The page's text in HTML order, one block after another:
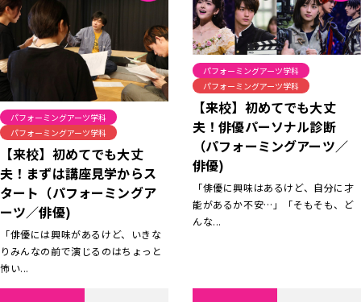
パフォーミングアーツ学科
パフォーミングアーツ学科
【来校】初めてでも大丈
夫！まずは講座見学からス
タート（パフォーミングア
ーツ／俳優)
「俳優には興味があるけど、いきな
りみんなの前で演じるのはちょっと
怖い...
パフォーミングアーツ学科
パフォーミングアーツ学科
【来校】初めてでも大丈
夫！俳優パーソナル診断
（パフォーミングアーツ／
俳優)
「俳優に興味はあるけど、自分に才
能があるか不安…」「そもそも、ど
んな...